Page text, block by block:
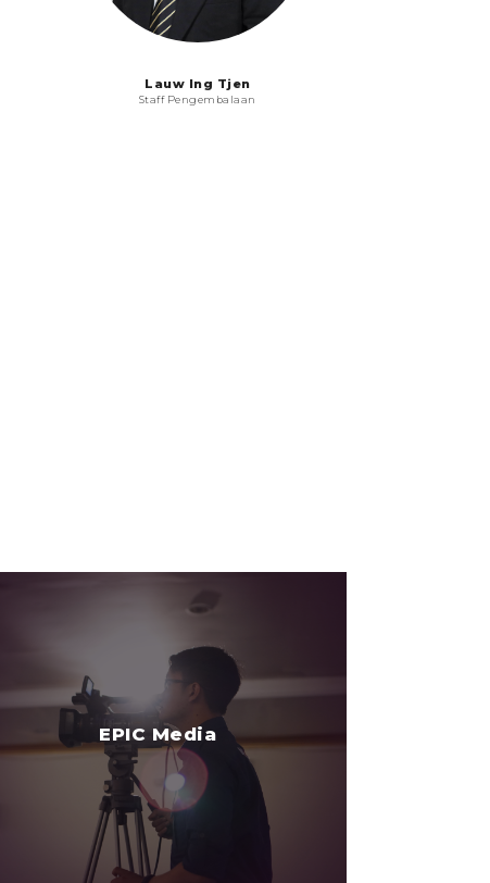
Lauw Ing Tjen
Staff Pengembalaan
EPIC Media